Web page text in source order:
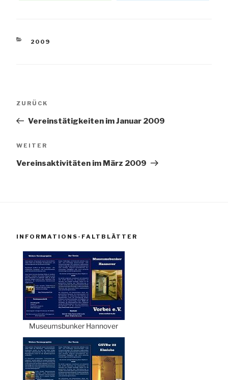
KATEGORIEN
2009
Vorheriger
ZURÜCK
Vereinstätigkeiten im Januar 2009
Nächster
WEITER
Vereinsaktivitäten im März 2009
INFORMATIONS-FALTBLÄTTER
Museumsbunker Hannover